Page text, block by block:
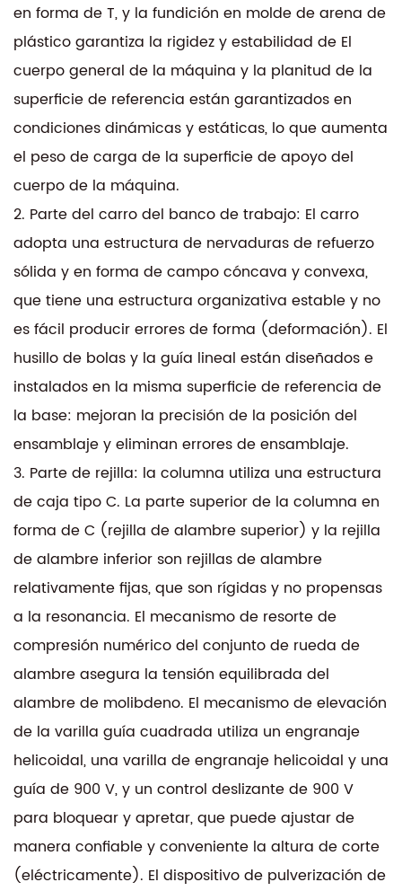
garantiza el rendimiento durante un uso
prolongado, evitando el sobrecalentamiento y
manteniendo la precisión.
La máquina de corte de velocidad media por
electroerosión por hilo CNC con manejo de fallas
servo automático tipo T DK7780 es una
herramienta versátil y confiable, ideal para
industrias que requieren soluciones de corte de
alta precisión. Sus características inteligentes y su
diseño robusto lo convierten en una valiosa
adición a cualquier configuración de fabricación.
en forma de T, y la fundición en molde de arena de
plástico garantiza la rigidez y estabilidad de El
cuerpo general de la máquina y la planitud de la
superficie de referencia están garantizados en
condiciones dinámicas y estáticas, lo que aumenta
el peso de carga de la superficie de apoyo del
cuerpo de la máquina.
2. Parte del carro del banco de trabajo: El carro
adopta una estructura de nervaduras de refuerzo
sólida y en forma de campo cóncava y convexa,
que tiene una estructura organizativa estable y no
es fácil producir errores de forma (deformación). El
husillo de bolas y la guía lineal están diseñados e
instalados en la misma superficie de referencia de
la base: mejoran la precisión de la posición del
ensamblaje y eliminan errores de ensamblaje.
3. Parte de rejilla: la columna utiliza una estructura
de caja tipo C. La parte superior de la columna en
forma de C (rejilla de alambre superior) y la rejilla
de alambre inferior son rejillas de alambre
relativamente fijas, que son rígidas y no propensas
a la resonancia. El mecanismo de resorte de
compresión numérico del conjunto de rueda de
alambre asegura la tensión equilibrada del
alambre de molibdeno. El mecanismo de elevación
de la varilla guía cuadrada utiliza un engranaje
helicoidal, una varilla de engranaje helicoidal y una
guía de 900 V, y un control deslizante de 900 V
para bloquear y apretar, que puede ajustar de
manera confiable y conveniente la altura de corte
(eléctricamente). El dispositivo de pulverización de